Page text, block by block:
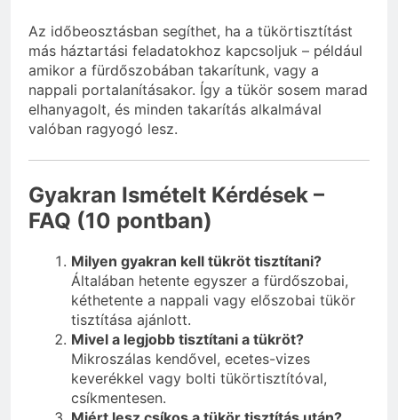
Az időbeosztásban segíthet, ha a tükörtisztítást
más háztartási feladatokhoz kapcsoljuk – például
amikor a fürdőszobában takarítunk, vagy a
nappali portalanításakor. Így a tükör sosem marad
elhanyagolt, és minden takarítás alkalmával
valóban ragyogó lesz.
Gyakran Ismételt Kérdések –
FAQ (10 pontban)
Milyen gyakran kell tükröt tisztítani?
Általában hetente egyszer a fürdőszobai,
kéthetente a nappali vagy előszobai tükör
tisztítása ajánlott.
Mivel a legjobb tisztítani a tükröt?
Mikroszálas kendővel, ecetes-vizes
keverékkel vagy bolti tükörtisztítóval,
csíkmentesen.